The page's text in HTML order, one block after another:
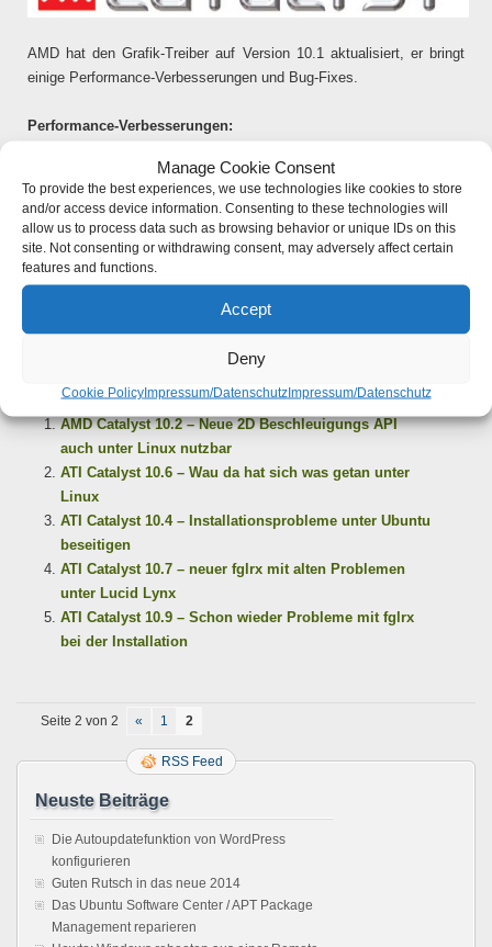
Manage Cookie Consent
To provide the best experiences, we use technologies like cookies to store
and/or access device information. Consenting to these technologies will
allow us to process data such as browsing behavior or unique IDs on this
site. Not consenting or withdrawing consent, may adversely affect certain
features and functions.
Accept
Deny
Cookie PolicyImpressum/DatenschutzImpressum/Datenschutz
AMD hat den Grafik-Treiber auf Version 10.1 aktualisiert, er bringt
einige Performance-Verbesserungen und Bug-Fixes.
Performance-Verbesserungen:
* Left 4 Dead 2 -Geschwindigkeit um 3% verbessert bei der ATI
Radeon HD 5700/5800
* Crysis – Performance um 3% bei der ATI Radeon HD 5700/5800
Serie verbessert
AMD Catalyst 10.2 – Neue 2D Beschleuigungs API
auch unter Linux nutzbar
ATI Catalyst 10.6 – Wau da hat sich was getan unter
Linux
ATI Catalyst 10.4 – Installationsprobleme unter Ubuntu
beseitigen
ATI Catalyst 10.7 – neuer fglrx mit alten Problemen
unter Lucid Lynx
ATI Catalyst 10.9 – Schon wieder Probleme mit fglrx
bei der Installation
Seite 2 von 2 « 1 2
RSS Feed
Neuste Beiträge
Die Autoupdatefunktion von WordPress
konfigurieren
Guten Rutsch in das neue 2014
Das Ubuntu Software Center / APT Package
Management reparieren